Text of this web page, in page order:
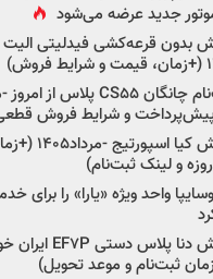
موتور جدید عرضه می‌شود
و شرایط فروش
شروع فروش
واحد ویژه «یارا» را برای
ثبت‌نام و موعد تحویل)